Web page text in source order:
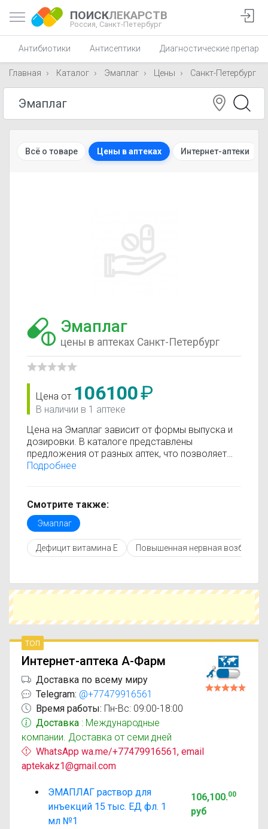
ПОИСКЛЕКАРСТВ
Россия, Санкт-Петербург
Антибиотики Антисептики Диагностические
Главная Каталог Эмаплаг Цены Санкт-Петербург
Всё о товаре Цены в аптеках Интернет-аптеки
Эмаплаг
цены в аптеках Санкт-Петербург
Цена от 106100₽
В наличии в 1 аптеке
Цена на Эмаплаг зависит от формы выпуска и
дозировки. В каталоге представлены
предложения от разных аптек, что позволяет
быстро найти, где купить Эмаплаг по
только актуальные данные.
Перед покупкой рекомендуется ознакомиться с
инструкцией по применению, показаниями и
противопоказаниями. При необходимости вы
можете подобрать аналоги Эмаплаг с похожим
Чтобы купить Эмаплаг в ближайшей аптеке,
укажите свой город и сравните предложения.
оптимальный вариант по цене и наличию.
Подробнее
Смотрите также:
Эмаплаг
Дефицит витамина Е Повышенная нервная
топ
Интернет-аптека А-Фарм
Доставка по всему миру
Telegram: @+77479916561
Время работы: Пн-Вс: 09:00-18:00
Доставка : Международные
компании. Доставка от семи дней
WhatsApp wa.me/+77479916561, email
aptekakz1@gmail.com
ЭМАПЛАГ раствор для
инъекций 15 тыс. ЕД фл. 1
мл №1
106,100.00
руб